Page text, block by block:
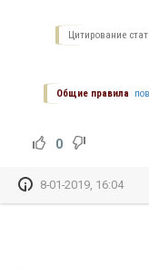
Цитирование
Общие правила
0
8-01-2019, 16:04